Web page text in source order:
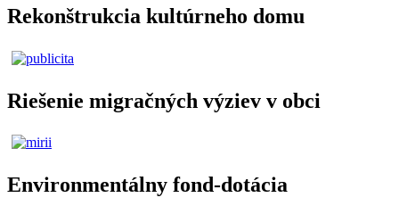
Rekonštrukcia kultúrneho domu
Riešenie migračných výziev v obci
Environmentálny fond-dotácia